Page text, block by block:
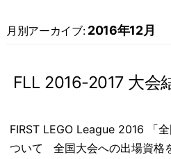
月別アーカイブ: 2016年12月
FLL 2016-2017 大会
FIRST LEGO League 2016 「
ついて 全国大会への出場資格